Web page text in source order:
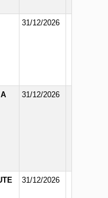
31/12/2026
31/12/2026
31/12/2026